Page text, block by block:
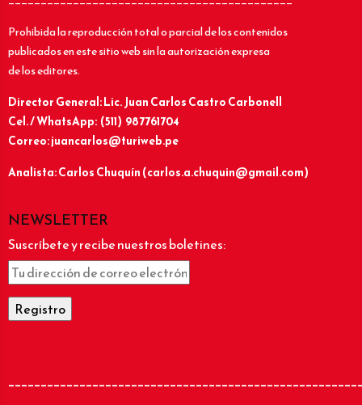
Prohibida la reproducción total o parcial de los contenidos
publicados en este sitio web sin la autorización expresa
de los editores.
Director General: Lic.Juan Carlos Castro Carbonell
Cel. / WhatsApp: (511) 987761704
Correo: juancarlos@turiweb.pe
Analista: Carlos Chuquín (carlos.a.chuquin@gmail.com)
NEWSLETTER
Suscríbete y recibe nuestros boletines: